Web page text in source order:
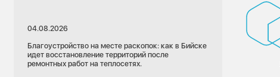
04.08.2026
Благоустройство на месте раскопок: как в Бийске
идет восстановление территорий после
ремонтных работ на теплосетях.